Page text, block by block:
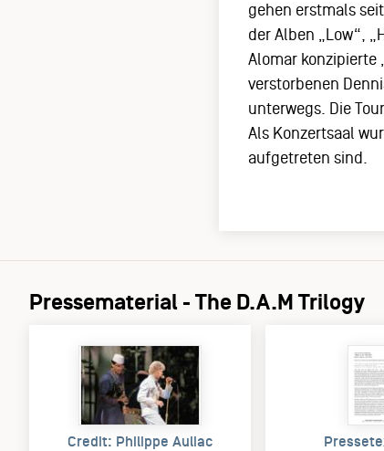
gehen erstmals
der Alben „Low“,
Alomar konzipierte
verstorbenen
unterwegs. Die
Als Konzertsaal
aufgetreten sind.
Pressematerial - The D.A.M Trilogy
Credit: Philippe Auliac